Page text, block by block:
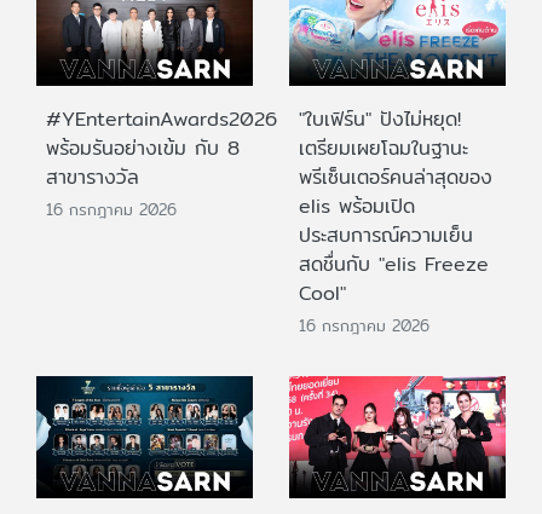
#YEntertainAwards2026
พร้อมรันอย่างเข้ม กับ 8
สาขารางวัล
16 กรกฎาคม 2026
"ใบเฟิร์น" ปังไม่หยุด!
เตรียมเผยโฉมในฐานะ
พรีเซ็นเตอร์คนล่าสุดของ
elis พร้อมเปิด
ประสบการณ์ความเย็น
สดชื่นกับ "elis Freeze
Cool"
16 กรกฎาคม 2026